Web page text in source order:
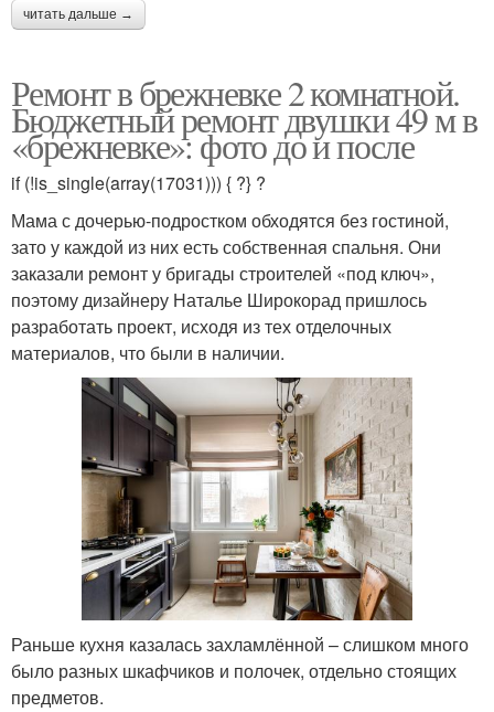
читать дальше →
Ремонт в брежневке 2 комнатной.
Бюджетный ремонт двушки 49 м в
«брежневке»: фото до и после
if (!is_single(array(17031))) { ?} ?
Мама с дочерью-подростком обходятся без гостиной,
зато у каждой из них есть собственная спальня. Они
заказали ремонт у бригады строителей «под ключ»,
поэтому дизайнеру Наталье Широкорад пришлось
разработать проект, исходя из тех отделочных
материалов, что были в наличии.
Раньше кухня казалась захламлённой – слишком много
было разных шкафчиков и полочек, отдельно стоящих
предметов.